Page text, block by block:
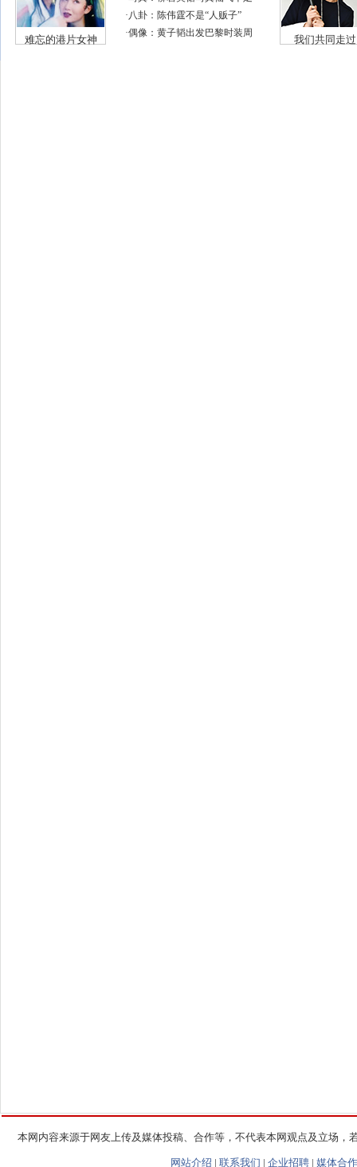
本网内容来源于网友上传及媒体投稿、合作等，不代表本网观点及立场
网站介绍 | 联系我们 | 企业招聘 | 媒体合作